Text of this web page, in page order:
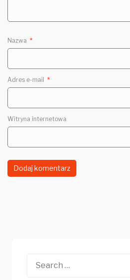
Nazwa *
Adres e-mail *
Witryna internetowa